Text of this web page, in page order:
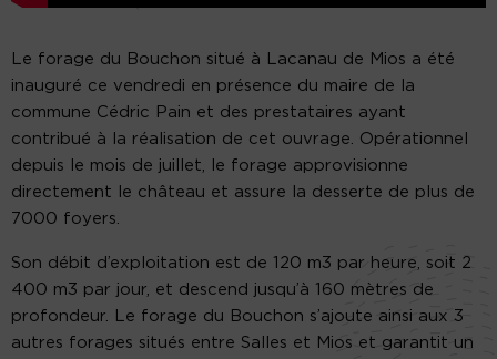
Le forage du Bouchon situé à Lacanau de Mios a été
inauguré ce vendredi en présence du maire de la
commune Cédric Pain et des prestataires ayant
contribué à la réalisation de cet ouvrage. Opérationnel
depuis le mois de juillet, le forage approvisionne
directement le château et assure la desserte de plus de
7000 foyers.
Son débit d’exploitation est de 120 m3 par heure, soit 2
400 m3 par jour, et descend jusqu’à 160 mètres de
profondeur. Le forage du Bouchon s’ajoute ainsi aux 3
autres forages situés entre Salles et Mios et garantit un